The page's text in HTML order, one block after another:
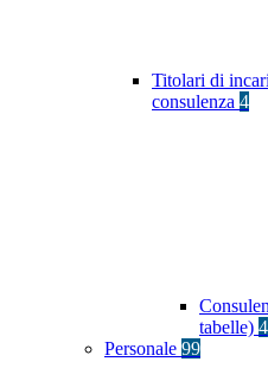
Titolari di
consulenza 4
tabelle) 4
Personale 99